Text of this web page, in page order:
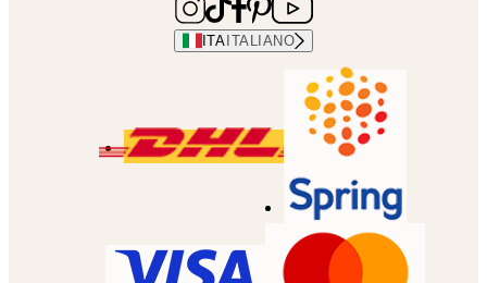
ITA ITALIANO